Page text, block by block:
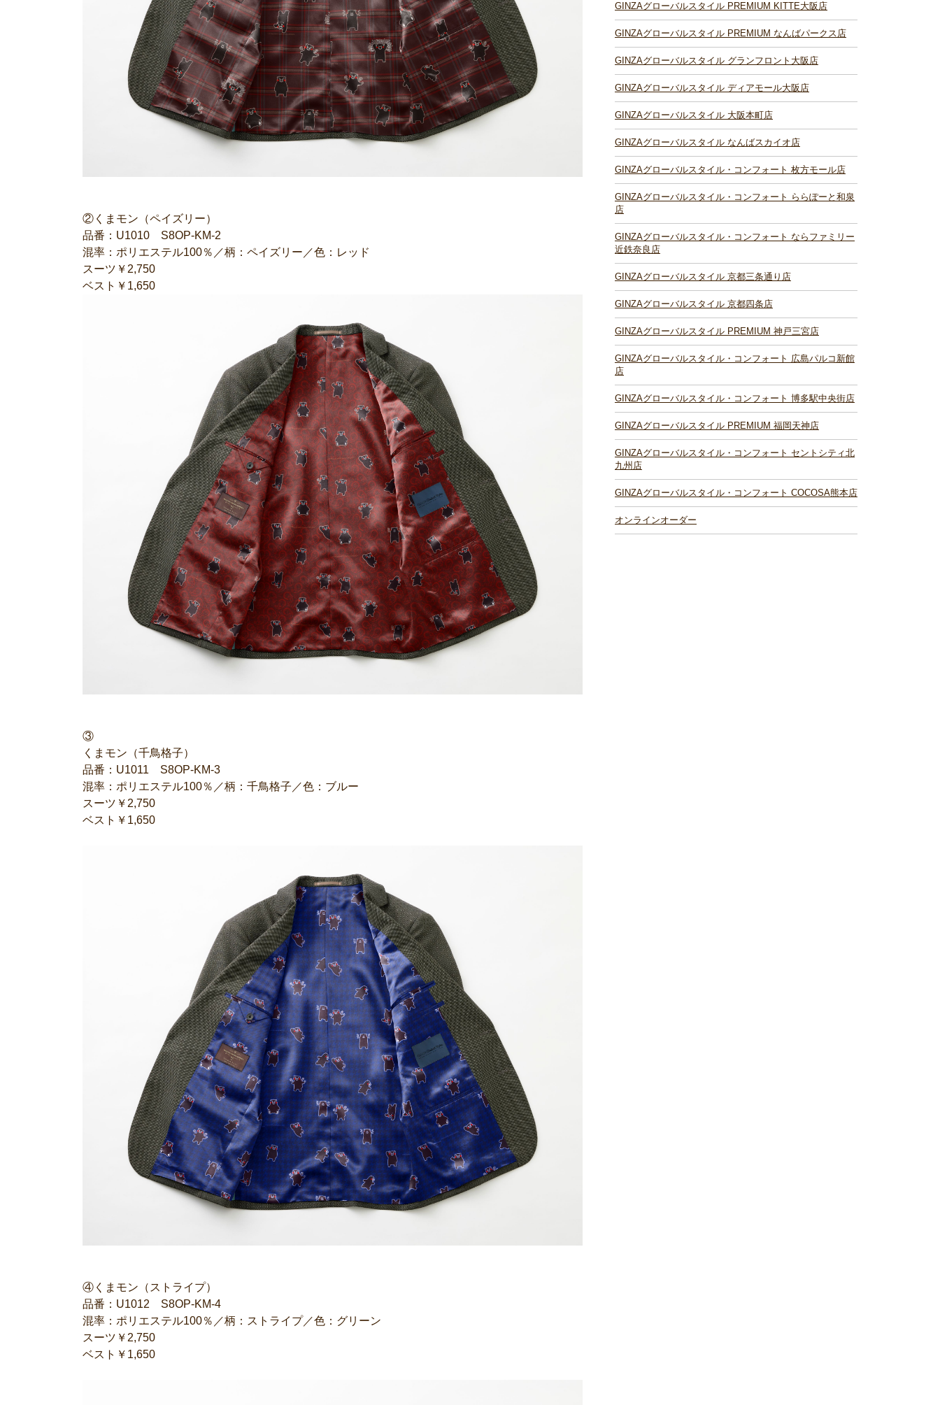
②くまモン（ペイズリー）
品番：U1010 S8OP-KM-2
混率：ポリエステル100％／柄：ペイズリー／色：レッド
スーツ￥2,750
ベスト￥1,650
③
くまモン（千鳥格子）
品番：U1011 S8OP-KM-3
混率：ポリエステル100％／柄：千鳥格子／色：ブルー
スーツ￥2,750
ベスト￥1,650
④くまモン（ストライプ）
品番：U1012 S8OP-KM-4
混率：ポリエステル100％／柄：ストライプ／色：グリーン
スーツ￥2,750
ベスト￥1,650
GINZAグローバルスタイル PREMIUM KITTE大阪店
GINZAグローバルスタイル PREMIUM なんばパークス店
GINZAグローバルスタイル グランフロント大阪店
GINZAグローバルスタイル ディアモール大阪店
GINZAグローバルスタイル 大阪本町店
GINZAグローバルスタイル なんばスカイオ店
GINZAグローバルスタイル・コンフォート 枚方モール店
GINZAグローバルスタイル・コンフォート ららぽーと和泉
店
GINZAグローバルスタイル・コンフォート ならファミリー
近鉄奈良店
GINZAグローバルスタイル 京都三条通り店
GINZAグローバルスタイル 京都四条店
GINZAグローバルスタイル PREMIUM 神戸三宮店
GINZAグローバルスタイル・コンフォート 広島パルコ新館
店
GINZAグローバルスタイル・コンフォート 博多駅中央街店
GINZAグローバルスタイル PREMIUM 福岡天神店
GINZAグローバルスタイル・コンフォート セントシティ北
九州店
GINZAグローバルスタイル・コンフォート COCOSA熊本店
オンラインオーダー